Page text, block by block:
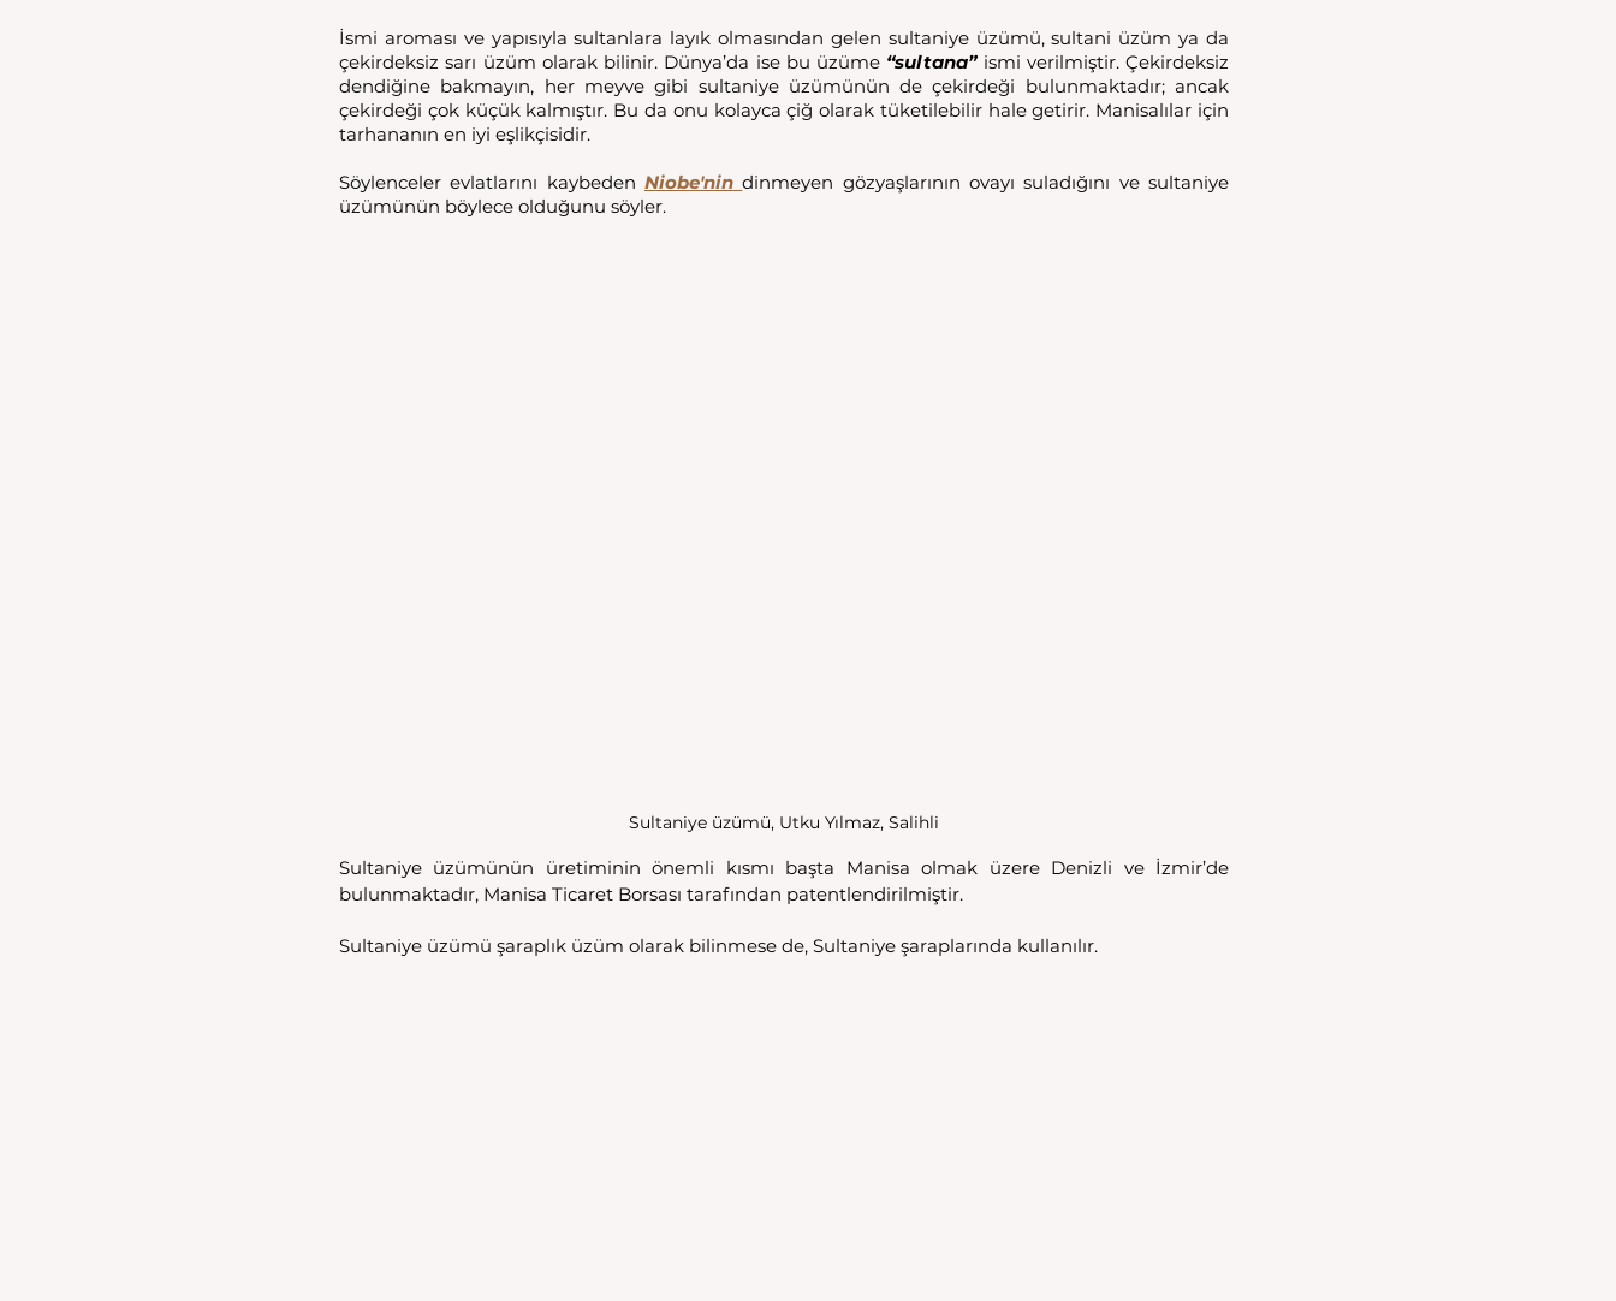
İsmi aroması ve yapısıyla sultanlara layık olmasından gelen sultaniye üzümü, sultani üzüm ya da
çekirdeksiz sarı üzüm olarak bilinir. Dünya’da ise bu üzüme “sultana” ismi verilmiştir. Çekirdeksiz
dendiğine bakmayın, her meyve gibi sultaniye üzümünün de çekirdeği bulunmaktadır; ancak
çekirdeği çok küçük kalmıştır. Bu da onu kolayca çiğ olarak tüketilebilir hale getirir. Manisalılar için
tarhananın en iyi eşlikçisidir.
Söylenceler evlatlarını kaybeden Niobe'nin dinmeyen gözyaşlarının ovayı suladığını ve sultaniye
üzümünün böylece olduğunu söyler.
Sultaniye üzümü, Utku Yılmaz, Salihli
Sultaniye üzümünün üretiminin önemli kısmı başta Manisa olmak üzere Denizli ve İzmir’de
bulunmaktadır, Manisa Ticaret Borsası tarafından patentlendirilmiştir.
Sultaniye üzümü şaraplık üzüm olarak bilinmese de, Sultaniye şaraplarında kullanılır.